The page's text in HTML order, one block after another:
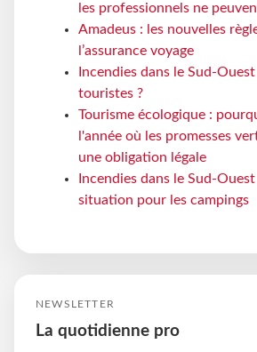
les professionnels ne
Amadeus : les nouvelles
l’assurance voyage
Incendies dans le Sud-
touristes ?
Tourisme écologique :
l'année où les promesses
une obligation légale
Incendies dans le Sud-
situation pour les campings
NEWSLETTER
La quotidienne pro